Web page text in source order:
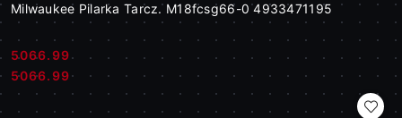
Milwaukee Pilarka Tarcz. M18fcsg66-0 4933471195
Cena:
5066.99
Cena:
5066.99